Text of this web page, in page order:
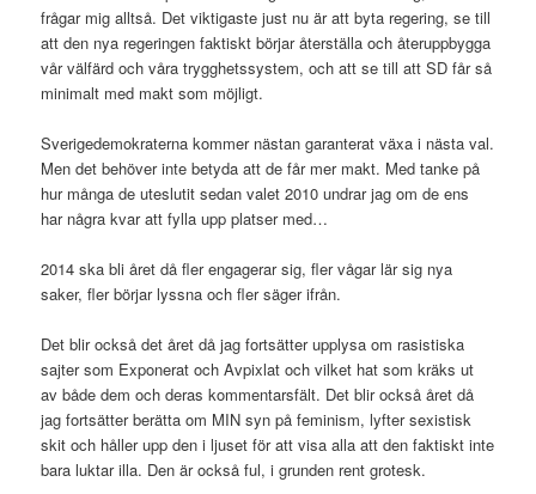
frågar mig alltså. Det viktigaste just nu är att byta regering, se till
att den nya regeringen faktiskt börjar återställa och återuppbygga
vår välfärd och våra trygghetssystem, och att se till att SD får så
minimalt med makt som möjligt.
Sverigedemokraterna kommer nästan garanterat växa i nästa val.
Men det behöver inte betyda att de får mer makt. Med tanke på
hur många de uteslutit sedan valet 2010 undrar jag om de ens
har några kvar att fylla upp platser med…
2014 ska bli året då fler engagerar sig, fler vågar lär sig nya
saker, fler börjar lyssna och fler säger ifrån.
Det blir också det året då jag fortsätter upplysa om rasistiska
sajter som Exponerat och Avpixlat och vilket hat som kräks ut
av både dem och deras kommentarsfält. Det blir också året då
jag fortsätter berätta om MIN syn på feminism, lyfter sexistisk
skit och håller upp den i ljuset för att visa alla att den faktiskt inte
bara luktar illa. Den är också ful, i grunden rent grotesk.